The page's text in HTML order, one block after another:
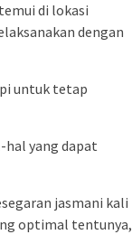
di lokasi
dengan
untuk tetap
yang dapat
jasmani kali
optimal tentunya,